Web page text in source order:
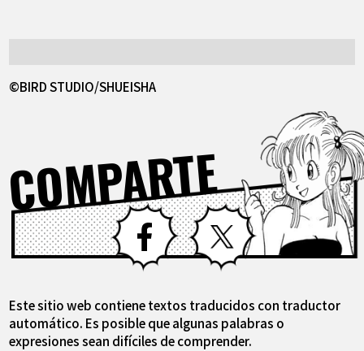
©BIRD STUDIO/SHUEISHA
COMPARTE
Facebook X
Este sitio web contiene textos traducidos con traductor
automático. Es posible que algunas palabras o
expresiones sean difíciles de comprender.